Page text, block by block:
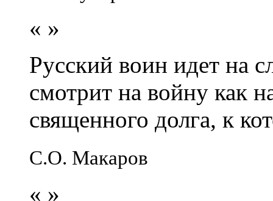
« »
Русский воин идет на
смотрит на войну как
священного долга, к
С.О. Макаров
« »